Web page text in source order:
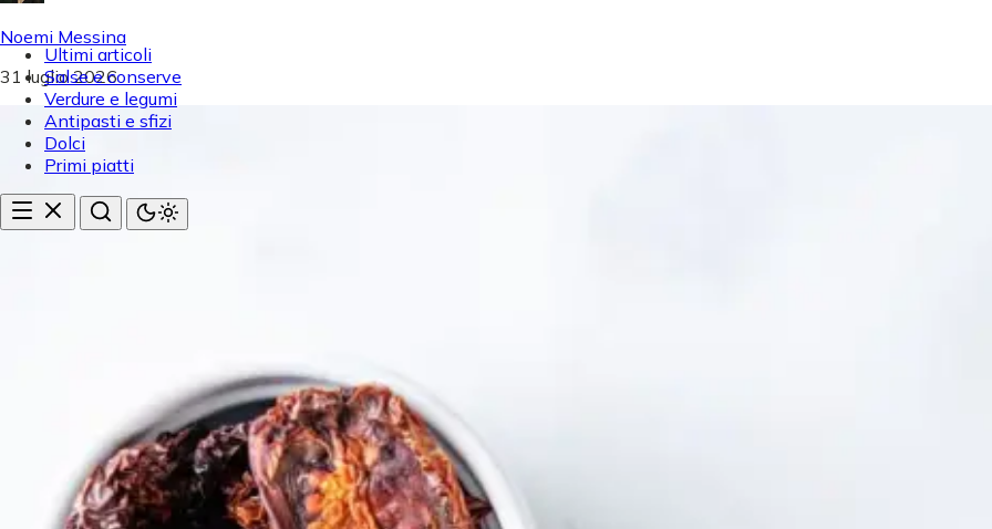
Ultimi articoli
Salse e conserve
Verdure e legumi
Antipasti e sfizi
Dolci
Primi piatti
Noemi Messina
31 luglio 2026